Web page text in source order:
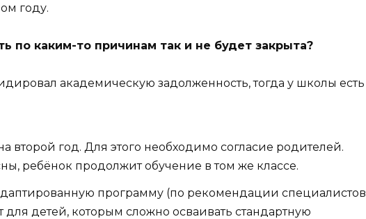
году.
по каким-то причинам так и не будет закрыта?
академическую задолженность, тогда у школы есть
второй год. Для этого необходимо согласие родителей.
ребёнок продолжит обучение в том же классе.
программу (по рекомендации специалистов
детей, которым сложно осваивать стандартную